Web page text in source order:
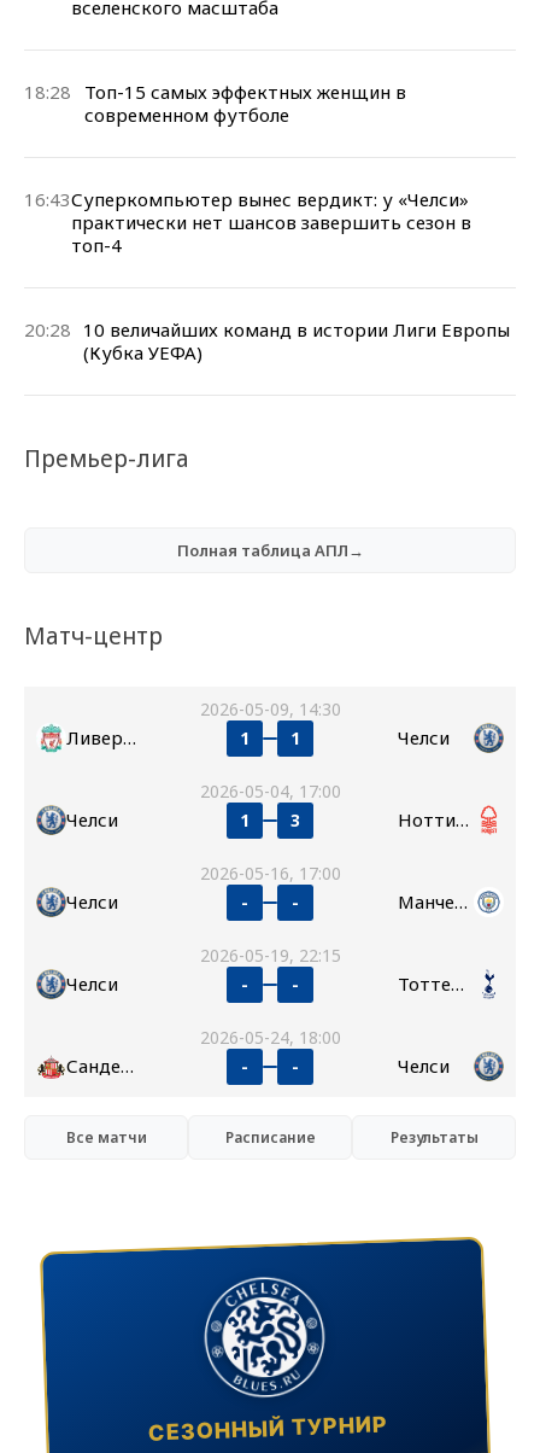
вселенского масштаба
18:28
Топ-15 самых эффектных женщин в
современном футболе
16:43Суперкомпьютер вынес вердикт: у «Челси»
практически нет шансов завершить сезон в
топ-4
20:28 10 величайших команд в истории Лиги Европы
(Кубка УЕФА)
Премьер-лига
Полная таблица АПЛ→
Матч-центр
2026-05-09, 14:30
Ливерпуль 1 1 Челси
2026-05-04, 17:00
Челси 1 3 Ноттингем Форест
2026-05-16, 17:00
Челси - - Манчестер Сити
2026-05-19, 22:15
Челси - - Тоттенхэм
2026-05-24, 18:00
Сандерленд - - Челси
Все матчи Расписание Результаты
СЕЗОННЫЙ ТУРНИР